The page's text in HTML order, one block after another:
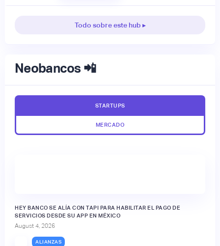
Todo sobre este hub ▸
Neobancos 📲
STARTUPS
MERCADO
HEY BANCO SE ALÍA CON TAPI PARA HABILITAR EL PAGO DE
SERVICIOS DESDE SU APP EN MÉXICO
August 4, 2026
ALIANZAS